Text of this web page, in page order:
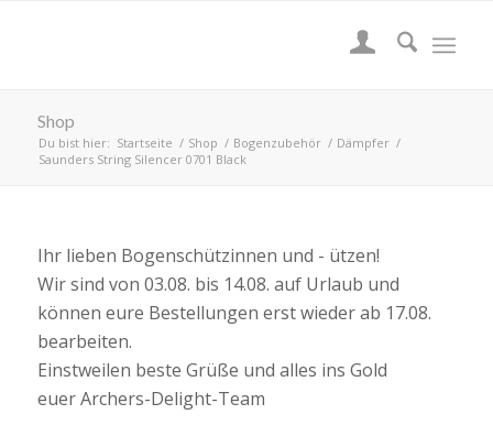
Shop
Du bist hier: Startseite / Shop / Bogenzubehör / Dämpfer /
Saunders String Silencer 0701 Black
Ihr lieben Bogenschützinnen und - ützen!
Wir sind von 03.08. bis 14.08. auf Urlaub und
können eure Bestellungen erst wieder ab 17.08.
bearbeiten.
Einstweilen beste Grüße und alles ins Gold
euer Archers-Delight-Team